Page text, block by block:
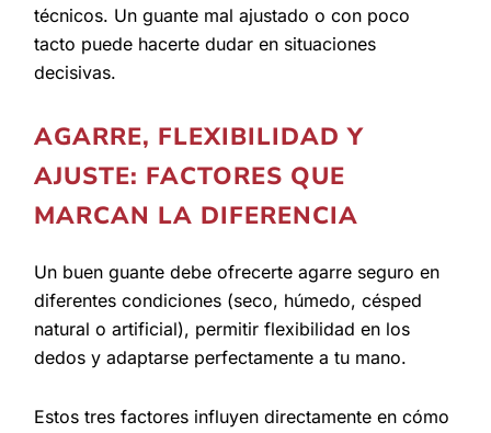
técnicos. Un guante mal ajustado o con poco
tacto puede hacerte dudar en situaciones
decisivas.
AGARRE, FLEXIBILIDAD Y
AJUSTE: FACTORES QUE
MARCAN LA DIFERENCIA
Un buen guante debe ofrecerte agarre seguro en
diferentes condiciones (seco, húmedo, césped
natural o artificial), permitir flexibilidad en los
dedos y adaptarse perfectamente a tu mano.
Estos tres factores influyen directamente en cómo